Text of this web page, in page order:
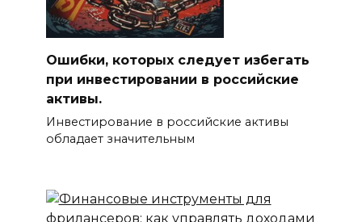
Ошибки, которых следует избегать
при инвестировании в российские
активы.
Инвестирование в российские активы
обладает значительным